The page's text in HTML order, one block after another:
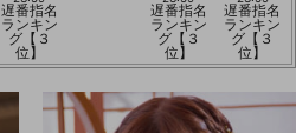
遅番指名
ランキン
グ【３
位】
遅番指名
ランキン
グ【３
位】
遅番指名
ランキン
グ【３
位】